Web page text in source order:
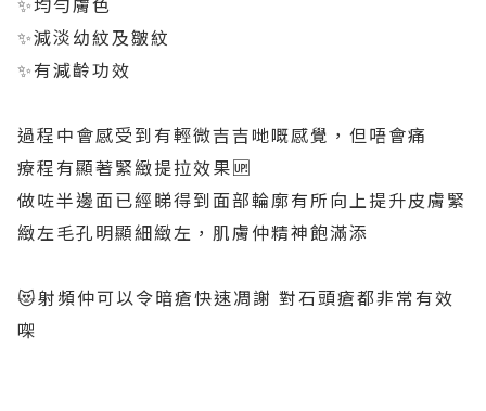
✨減淡幼紋及皺紋
✨有減齡功效
過程中會感受到有輕微吉吉哋嘅感覺，但唔會痛
療程有顯著緊緻提拉效果🆙
做咗半邊面已經睇得到面部輪廓有所向上提升皮膚緊
緻左毛孔明顯細緻左，肌膚仲精神飽滿添
😻射頻仲可以令暗瘡快速凋謝 對石頭瘡都非常有效
㗎